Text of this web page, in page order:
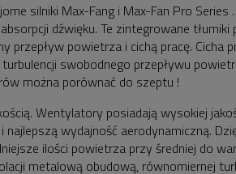
silniki Max-Fang i Max-Fan Pro Series
dźwięku. Te zintegrowane
powietrza i cichą pracę. Cicha
swobodnego przepływu
można porównać do szeptu !
Wentylatory posiadają wysokiej
wydajność aerodynamiczną.
ilości powietrza przy średniej do
metalową obudową, równomiernej